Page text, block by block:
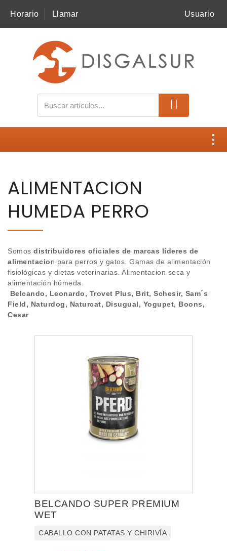
Horario Llamar Usuario
Disgalsur
Catálogos
Alta cliente
Marcas
MI COMPRA
ALIMENTACIÓN
BEWI DOG
LEONARDO
TROVET PLUS
BRIT
SCHESIR
WOOLF
WHISKAS
ALIMENTACION
HUMEDA PERRO
Somos distribuidores oficiales de marcas líderes de
alimentacion para perros y gatos. Gamas de alimentación
fisiológicas y dietas veterinarias. Alimentacion seca y
alimentación húmeda.
Belcando, Leonardo, Trovet Plus, Brit, Schesir, Sam´s
Field, Naturdog, Naturcat, Disugual, Yogupet, Boons,
Cesar
BELCANDO SUPER PREMIUM
WET
CABALLO CON PATATAS Y CHIRIVÍA